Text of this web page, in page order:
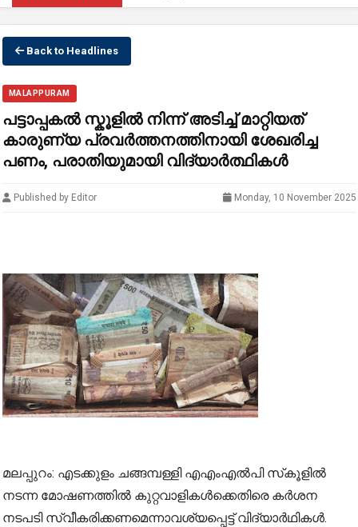
Back to Headlines
MALAPPURAM
പട്ടാപ്പകൽ സ്കൂളിൽ നിന്ന് അടിച്ച് മാറ്റിയത്
കാരുണ്യ പ്രവര്‍ത്തനത്തിനായി ശേഖരിച്ച
പണം, പരാതിയുമായി വിദ്യാർത്ഥികൾ
Published by Editor Monday, 10 November 2025
മലപ്പുറം: എടക്കുളം ചങ്ങമ്പള്ളി എഎംഎല്‍പി സ്‌കൂളില്‍
നടന്ന മോഷണത്തില്‍ കുറ്റവാളികള്‍ക്കെതിരെ കര്‍ശന
നടപടി സ്വീകരിക്കണമെന്നാവശ്യപ്പെട്ട് വിദ്യാര്‍ഥികള്‍.